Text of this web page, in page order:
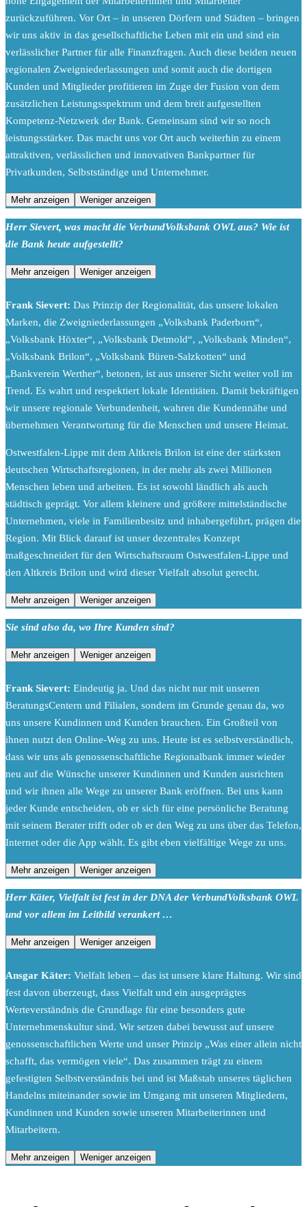
zurückzuführen. Vor Ort – in unseren Dörfern und Städten – bringen
wir uns aktiv in das gesellschaftliche Leben mit ein und sind ein
verlässlicher Partner für alle Finanzfragen. Auch diese beiden neuen
regionalen Zweigniederlassungen und somit auch die dortigen
Kunden und Mitglieder profitieren im Zuge der Fusion von dem
zusätzlichen Leistungsspektrum und dem breit aufgestellten
Kompetenz-Netzwerk der Bank. Gemeinsam sind wir so noch
leistungsstärker. Das macht uns vor Ort auch weiterhin zu einem
attraktiven, verlässlichen und innovativen Bankpartner für
Privatkunden, Selbstständige und Unternehmer.
Mehr anzeigen Weniger anzeigen
Herr Sievert, was macht die VerbundVolksbank OWL aus? Wie ist
die Bank heute aufgestellt?
Mehr anzeigen Weniger anzeigen
Frank Sievert: Das Prinzip der Regionalität, das unsere lokalen
Marken, die Zweigniederlassungen „Volksbank Paderborn“,
„Volksbank Höxter“, „Volksbank Detmold“, „Volksbank Minden“,
„Volksbank Brilon“, „Volksbank Büren-Salzkotten“ und
„Bankverein Werther“, betonen, ist aus unserer Sicht weiter voll im
Trend. Es wahrt und respektiert lokale Identitäten. Damit bekräftigen
wir unsere regionale Verbundenheit, wahren die Kundennähe und
übernehmen Verantwortung für die Menschen und unsere Heimat.
Ostwestfalen-Lippe mit dem Altkreis Brilon ist eine der stärksten
deutschen Wirtschaftsregionen, in der mehr als zwei Millionen
Menschen leben und arbeiten. Es ist sowohl ländlich als auch
städtisch geprägt. Vor allem kleinere und größere mittelständische
Unternehmen, viele in Familienbesitz und inhabergeführt, prägen die
Region. Mit Blick darauf ist unser dezentrales Konzept
maßgeschneidert für den Wirtschaftsraum Ostwestfalen-Lippe und
den Altkreis Brilon und wird dieser Vielfalt absolut gerecht.
Mehr anzeigen Weniger anzeigen
Sie sind also da, wo Ihre Kunden sind?
Mehr anzeigen Weniger anzeigen
Frank Sievert: Eindeutig ja. Und das nicht nur mit unseren
BeratungsCentern und Filialen, sondern im Grunde genau da, wo
uns unsere Kundinnen und Kunden brauchen. Ein Großteil von
ihnen nutzt den Online-Weg zu uns. Heute ist es selbstverständlich,
dass wir uns als genossenschaftliche Regionalbank immer wieder
neu auf die Wünsche unserer Kundinnen und Kunden ausrichten
und wir ihnen alle Wege zu unserer Bank eröffnen. Bei uns kann
jeder Kunde entscheiden, ob er sich für eine persönliche Beratung
mit seinem Berater trifft oder ob er den Weg zu uns über das Telefon,
Internet oder die App wählt. Es gibt eben vielfältige Wege zu uns.
Mehr anzeigen Weniger anzeigen
Herr Käter, Vielfalt ist fest in der DNA der VerbundVolksbank OWL
und vor allem im Leitbild verankert …
Mehr anzeigen Weniger anzeigen
Ansgar Käter: Vielfalt leben – das ist unsere klare Haltung. Wir sind
fest davon überzeugt, dass Vielfalt und ein ausgeprägtes
Werteverständnis die Grundlage für eine besonders gute
Unternehmenskultur sind. Wir setzen dabei bewusst auf unsere
genossenschaftlichen Werte und unser Prinzip „Was einer allein nicht
schafft, das vermögen viele“. Das zusammen trägt zu einem
gefestigten Selbstverständnis bei und ist Maßstab unseres täglichen
Handelns miteinander sowie im Umgang mit unseren Mitgliedern,
Kundinnen und Kunden sowie unseren Mitarbeiterinnen und
Mitarbeitern.
Mehr anzeigen Weniger anzeigen